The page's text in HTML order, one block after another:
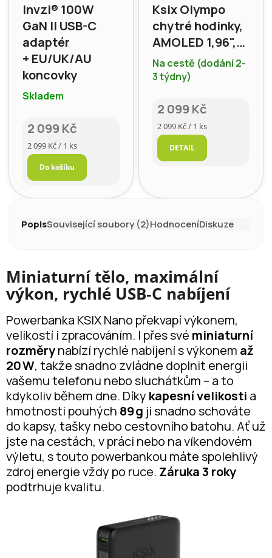
Invzi® 100W
GaN II USB-C
adaptér
+ EU/UK/AU
koncovky
Skladem
2 099 Kč
Měrná
cena:
2 099 Kč / 1 ks
Do košíku
Ksix Olympo
chytré hodinky,
AMOLED 1,96",
BT5.3, IP67
Na cestě (dodání 2-
3 týdny)
2 099 Kč
Měrná
cena:
2 099 Kč / 1 ks
DETAIL
PopisSouvisející soubory (2)HodnoceníDiskuze
Miniaturní tělo, maximální
výkon, rychlé USB‑C nabíjení
Powerbanka KSIX Nano překvapí výkonem,
velikostí i zpracováním. I přes své miniaturní
rozměrynabízí rychlé nabíjení s výkonem až
20 W, takže snadno zvládne doplnit energii
vašemu telefonu nebo sluchátkům – a to
kdykoliv během dne. Díky kapesní velikosti a
hmotnosti pouhých 89 g ji snadno schováte
do kapsy, tašky nebo cestovního batohu. Ať už
jste na cestách, v práci nebo na víkendovém
výletu, s touto powerbankou máte spolehlivý
zdroj energie vždy po ruce. Záruka 3 roky
podtrhuje kvalitu.